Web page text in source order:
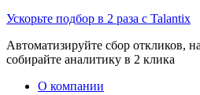
Ускорьте подбор в 2 раза с Talantix
Автоматизируйте сбор откликов,
собирайте аналитику в 2 клика
О компании